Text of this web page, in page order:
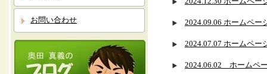
お問い合わせ 2024.09.06 ホームペー
2024.07.07 ホームペー
2024.06.02 ホームペ